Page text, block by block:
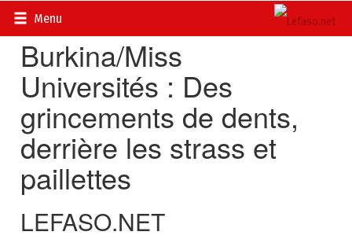
Menu
Accueil>
Burkina/Miss
Universités : Des
grincements de dents,
derrière les strass et
paillettes
LEFASO.NET